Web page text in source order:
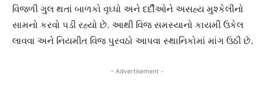
વિજળી ગુલ થતાં બાળકો વૃઘ્ધો અને દર્દીઓને અસહ્ય મુશ્કેલીનો
સામનો કરવો પડી રહ્યો છે. આથી વિજ સમસ્યાનો કાયમી ઉકેલ
લાવવા અને નિયમીત વિજ પુરવઠો આપવા સ્થાનિકોમાં માંગ ઉઠી છે.
- Advertisement -